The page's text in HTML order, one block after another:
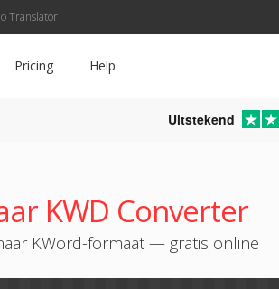
Translator
Pricing Help
Uitstekend
KWD Converter
KWord-formaat — gratis online